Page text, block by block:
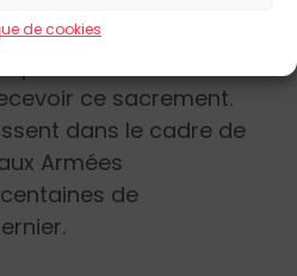
de cookiesla question du
ce sacrement.
dans le cadre de
Armées
de